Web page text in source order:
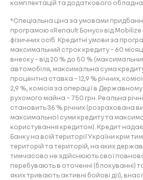
комплектацій та додаткового
*Спеціальна ціна за умовами
програмою «Renault Бонус» від
фізичних осіб. Кредитні умови за
максимальний строк кредиту – 60
внеску – від 20 % до 50 %
автомобіля, максимальна сума
процентна ставка – 12,9 % річних,
2,9 %, комісія за операції в
рухомого майна – 750 грн. Реальна
становить 36 % річних (розрахована
максимальної суми кредиту та
користування кредитом). Кредит
Банку на всій території України крім
територій та територій, на яких
тимчасово не здійснюють свої
перебувають в оточенні (блокуванні)
яких тривають активні бойові дії),